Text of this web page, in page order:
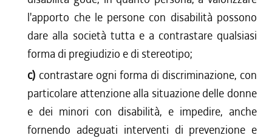
l'apporto che le persone con disabilità possono
dare alla società tutta e a contrastare qualsiasi
forma di pregiudizio e di stereotipo;
c) contrastare ogni forma di discriminazione, con
particolare attenzione alla situazione delle donne
e dei minori con disabilità, e impedire, anche
fornendo adeguati interventi di prevenzione e